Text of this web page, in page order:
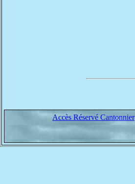
Accès Réservé Cantonnier